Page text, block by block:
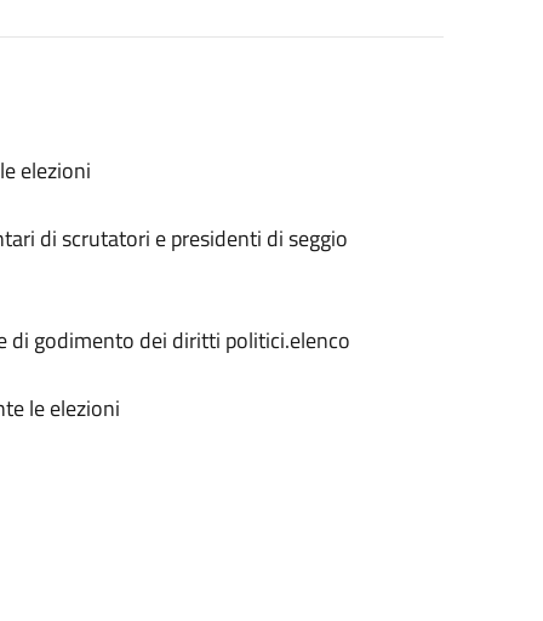
elezioni
di scrutatori e presidenti di seggio
di godimento dei diritti politici.elenco
le elezioni